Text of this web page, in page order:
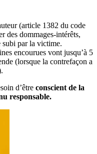
(article 1382 du code
des dommages-intérêts,
par la victime.
encourues vont jusqu’à 5
(lorsque la contrefaçon a
d’être conscient de la
responsable.